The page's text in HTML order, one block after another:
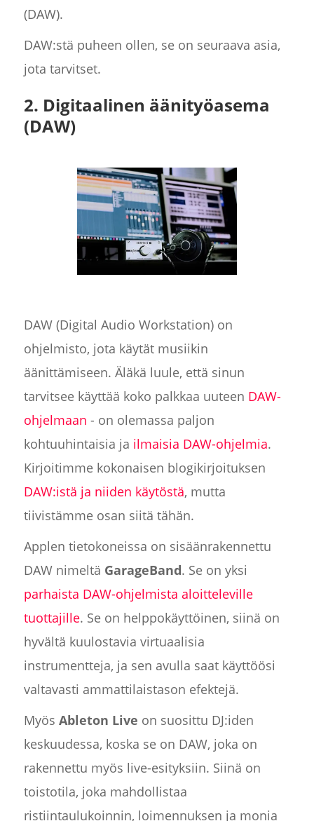
(DAW).
DAW:stä puheen ollen, se on seuraava asia,
jota tarvitset.
2. Digitaalinen äänityöasema
(DAW)
DAW (Digital Audio Workstation) on
ohjelmisto, jota käytät musiikin
äänittämiseen. Äläkä luule, että sinun
tarvitsee käyttää koko palkkaa uuteen DAW-
ohjelmaan - on olemassa paljon
kohtuuhintaisia ja ilmaisia DAW-ohjelmia.
Kirjoitimme kokonaisen blogikirjoituksen
DAW:istä ja niiden käytöstä, mutta
tiivistämme osan siitä tähän.
Applen tietokoneissa on sisäänrakennettu
DAW nimeltä GarageBand. Se on yksi
parhaista DAW-ohjelmista aloitteleville
tuottajille. Se on helppokäyttöinen, siinä on
hyvältä kuulostavia virtuaalisia
instrumentteja, ja sen avulla saat käyttöösi
valtavasti ammattilaistason efektejä.
Myös Ableton Live on suosittu DJ:iden
keskuudessa, koska se on DAW, joka on
rakennettu myös live-esityksiin. Siinä on
toistotila, joka mahdollistaa
ristiintaulukoinnin, loimennuksen ja monia